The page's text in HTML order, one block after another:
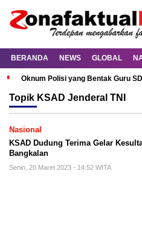
BERANDA NEWS GLOBAL
Oknum Polisi yang Bentak Guru
Topik KSAD Jenderal TNI
Nasional
KSAD Dudung Terima Gelar
Bangkalan
Senin, 20 Maret 2023 - 14:52 WITA